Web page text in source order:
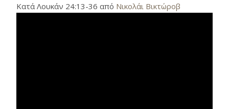
Κατά Λουκάν 24:13-36 από Νικολάι Βικτώροβ